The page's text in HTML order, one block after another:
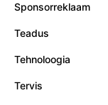
Sponsorreklaam
Teadus
Tehnoloogia
Tervis